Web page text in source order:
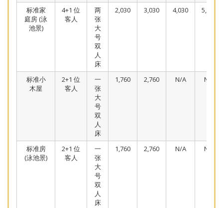
标准家
庭房 (泳
池景)
4+1 位
客人
两
张
大
号
双
人
床
2,030 3,030 4,030 5,030
标准小
木屋
2+1 位
客人
一
张
大
号
双
人
床
1,760 2,760 N/A N/A
标准房
(泳池景)
2+1 位
客人
一
张
大
号
双
人
床
1,760 2,760 N/A N/A